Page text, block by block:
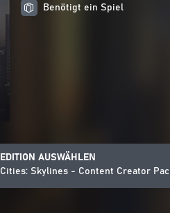
Benötigt ein Spiel
EDITION AUSWÄHLEN
Cities: Skylines - Content Creator